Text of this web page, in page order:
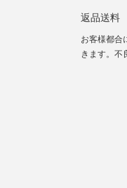
返品送料
お客様都合
きます。不